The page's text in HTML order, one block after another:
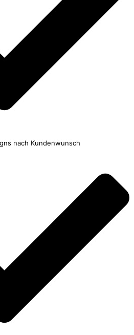
nach Kundenwunsch